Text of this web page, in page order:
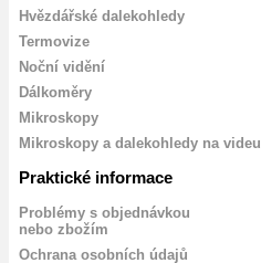
Hvězdářské dalekohledy
Termovize
Noční vidění
Dálkoměry
Mikroskopy
Mikroskopy a dalekohledy na videu
Praktické informace
Problémy s objednávkou
nebo zbožím
Ochrana osobních údajů